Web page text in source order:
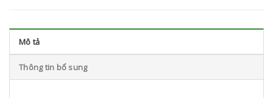
Mô tả
Thông tin bổ sung